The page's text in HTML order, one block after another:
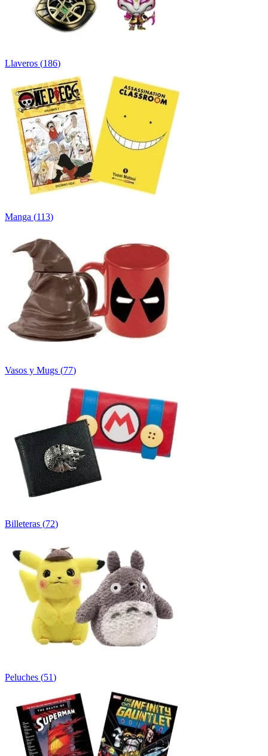
Llaveros (186)
Manga (113)
Vasos y Mugs (77)
Billeteras (72)
Peluches (51)